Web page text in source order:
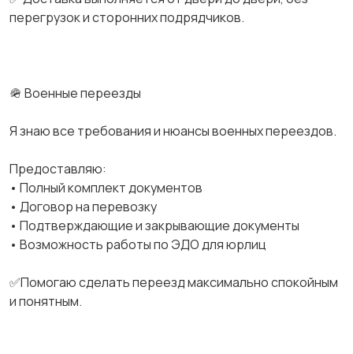
перегрузок и сторонних подрядчиков.
🪖 Военные переезды
Я знаю все требования и нюансы военных переездов.
Предоставляю:
• Полный комплект документов
• Договор на перевозку
• Подтверждающие и закрывающие документы
• Возможность работы по ЭДО для юрлиц
✅Помогаю сделать переезд максимально спокойным
и понятным.